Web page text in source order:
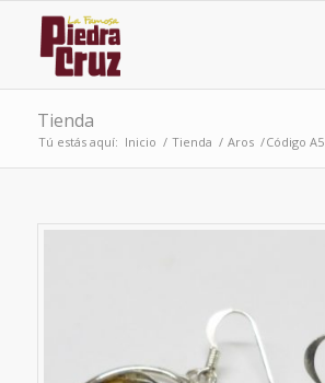
Tienda
Tú estás aquí: Inicio / Tienda / Aros /Código A5